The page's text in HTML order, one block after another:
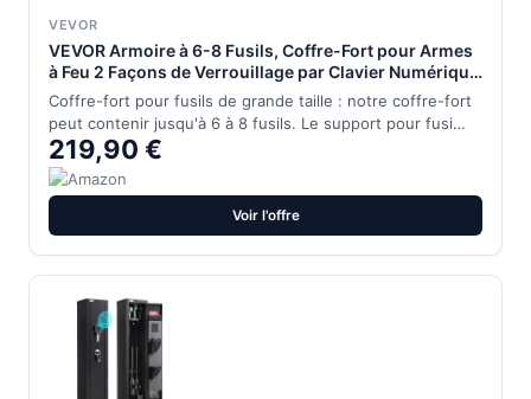
VEVOR
VEVOR Armoire à 6-8 Fusils, Coffre-Fort pour Armes
à Feu 2 Façons de Verrouillage par Clavier Numérique
et Clés, avec Étagère Amovible et Système d'Alarme,
pour Sécurité Domicile, Assemblage Requis
Coffre-fort pour fusils de grande taille : notre coffre-fort
peut contenir jusqu'à 6 à 8 fusils. Le support pour fusi…
219,90 €
Voir l'offre